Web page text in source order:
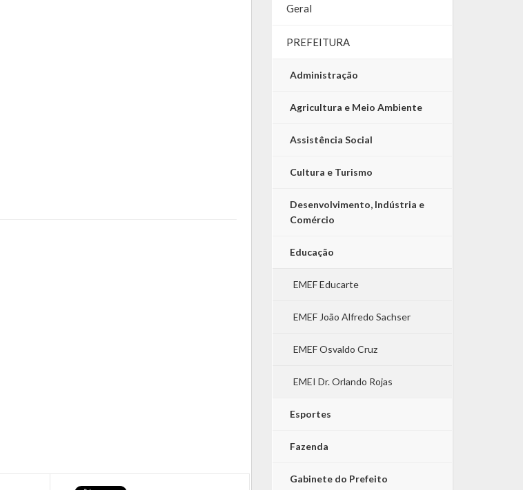
Geral
PREFEITURA
Administração
Agricultura e Meio Ambiente
Assistência Social
Cultura e Turismo
Desenvolvimento, Indústria e
Comércio
Educação
EMEF Educarte
EMEF João Alfredo Sachser
EMEF Osvaldo Cruz
EMEI Dr. Orlando Rojas
Esportes
Fazenda
Gabinete do Prefeito